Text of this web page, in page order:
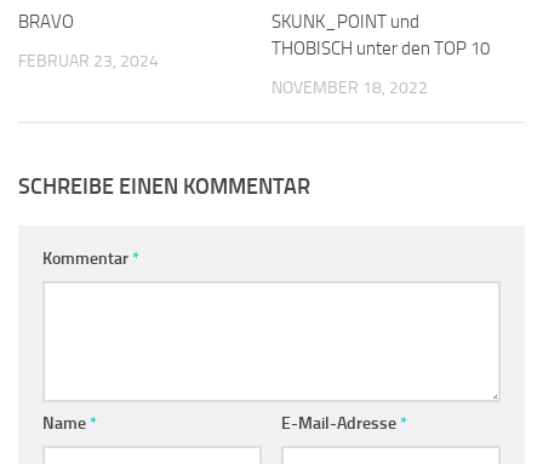
BRAVO
FEBRUAR 23, 2024
SKUNK_POINT und
THOBISCH unter den TOP 10
NOVEMBER 18, 2022
SCHREIBE EINEN KOMMENTAR
Kommentar*
Name* E-Mail-Adresse*